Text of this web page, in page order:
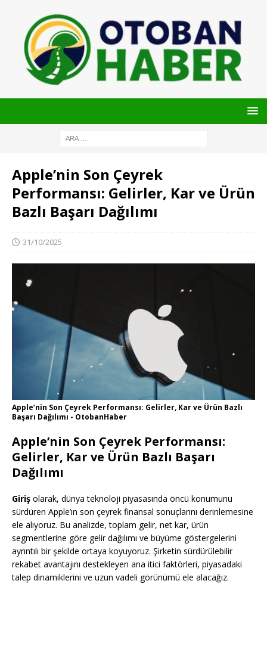
Apple’nin Son Çeyrek
Performansı: Gelirler, Kar ve Ürün
Bazlı Başarı Dağılımı
31/10/2025
Apple’nin Son Çeyrek Performansı: Gelirler, Kar ve Ürün Bazlı
Başarı Dağılımı - OtobanHaber
Apple’nin Son Çeyrek Performansı:
Gelirler, Kar ve Ürün Bazlı Başarı
Dağılımı
Giriş olarak, dünya teknoloji piyasasında öncü konumunu
sürdüren Apple’ın son çeyrek finansal sonuçlarını derinlemesine
ele alıyoruz. Bu analizde, toplam gelir, net kar, ürün
segmentlerine göre gelir dağılımı ve büyüme göstergelerini
ayrıntılı bir şekilde ortaya koyuyoruz. Şirketin sürdürülebilir
rekabet avantajını destekleyen ana itici faktörleri, piyasadaki
talep dinamiklerini ve uzun vadeli görünümü ele alacağız.